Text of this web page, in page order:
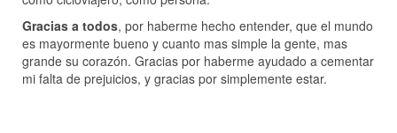
Gracias a todos, por haberme hecho entender, que el mundo
es mayormente bueno y cuanto mas simple la gente, mas
grande su corazón. Gracias por haberme ayudado a cementar
mi falta de prejuicios, y gracias por simplemente estar.